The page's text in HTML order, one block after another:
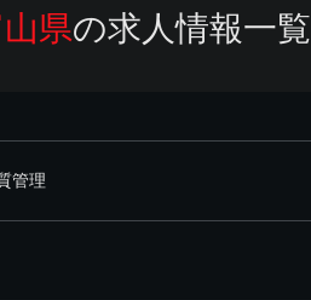
県の求人情報一覧
管理